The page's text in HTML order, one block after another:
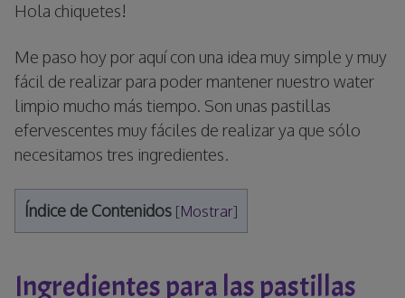
Hola chiquetes!
Me paso hoy por aquí con una idea muy simple y muy
fácil de realizar para poder mantener nuestro water
limpio mucho más tiempo. Son unas pastillas
efervescentes muy fáciles de realizar ya que sólo
necesitamos tres ingredientes.
Índice de Contenidos [Mostrar]
Ingredientes para las pastillas